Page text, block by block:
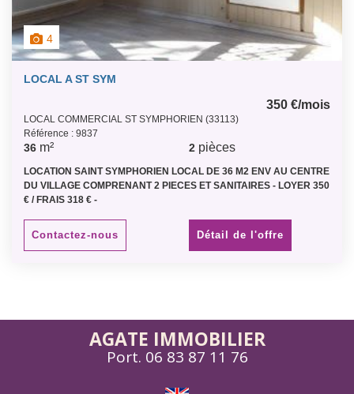
4
LOCAL A ST SYM
350 €/mois
LOCAL COMMERCIAL ST SYMPHORIEN (33113)
Référence : 9837
36 m² 2 pièces
LOCATION SAINT SYMPHORIEN LOCAL DE 36 M2 ENV AU CENTRE
DU VILLAGE COMPRENANT 2 PIECES ET SANITAIRES - LOYER 350
€ / FRAIS 318 € -
Contactez-nous Détail de l'offre
AGATE IMMOBILIER
Port. 06 83 87 11 76